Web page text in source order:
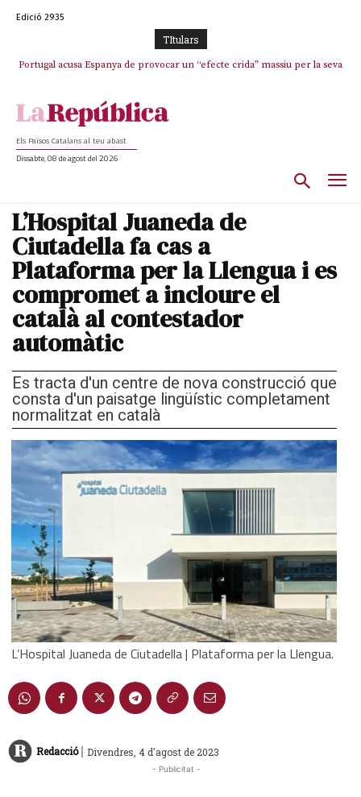
Edició 2935
TItulars
Portugal acusa Espanya de provocar un “efecte crida” massiu per la seva
El col·lapse de l’operació de Marc Puigtió a Girona: desbandada de
Els Països Catalans al teu abast
Dissabte, 08 de agost del 2026
L’Hospital Juaneda de
Ciutadella fa cas a
Plataforma per la Llengua i es
compromet a incloure el
català al contestador
automàtic
Es tracta d'un centre de nova construcció que
consta d'un paisatge lingüístic completament
normalitzat en català
L’Hospital Juaneda de Ciutadella | Plataforma per la Llengua.
Redacció | Divendres, 4 d'agost de 2023
- Publicitat -